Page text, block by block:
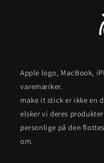
Apple logo, MacBook,
varemærker.
make it stick er ikke en
elsker vi deres
personlige på den
om.